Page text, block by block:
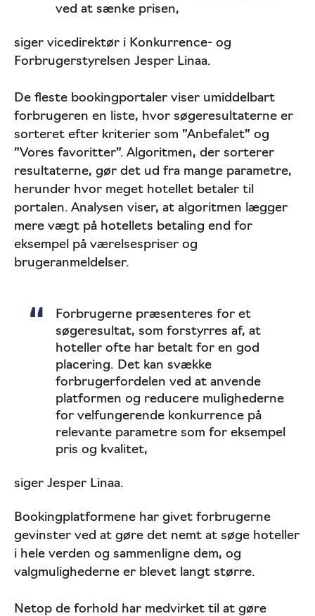
ved at sænke prisen,
siger vicedirektør i Konkurrence- og
Forbrugerstyrelsen Jesper Linaa.
De fleste bookingportaler viser umiddelbart
forbrugeren en liste, hvor søgeresultaterne er
sorteret efter kriterier som ”Anbefalet” og
”Vores favoritter”. Algoritmen, der sorterer
resultaterne, gør det ud fra mange parametre,
herunder hvor meget hotellet betaler til
portalen. Analysen viser, at algoritmen lægger
mere vægt på hotellets betaling end for
eksempel på værelsespriser og
brugeranmeldelser.
Forbrugerne præsenteres for et
søgeresultat, som forstyrres af, at
hoteller ofte har betalt for en god
placering. Det kan svække
forbrugerfordelen ved at anvende
platformen og reducere mulighederne
for velfungerende konkurrence på
relevante parametre som for eksempel
pris og kvalitet,
siger Jesper Linaa.
Bookingplatformene har givet forbrugerne
gevinster ved at gøre det nemt at søge hoteller
i hele verden og sammenligne dem, og
valgmulighederne er blevet langt større.
Netop de forhold har medvirket til at gøre